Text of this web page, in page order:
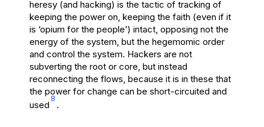
heresy (and hacking) is the tactic of tracking of
keeping the power on, keeping the faith (even if it
is ‘opium for the people’) intact, opposing not the
energy of the system, but the hegemomic order
and control the system. Hackers are not
subverting the root or core, but instead
reconnecting the flows, because it is in these that
the power for change can be short-circuited and
used
8
.